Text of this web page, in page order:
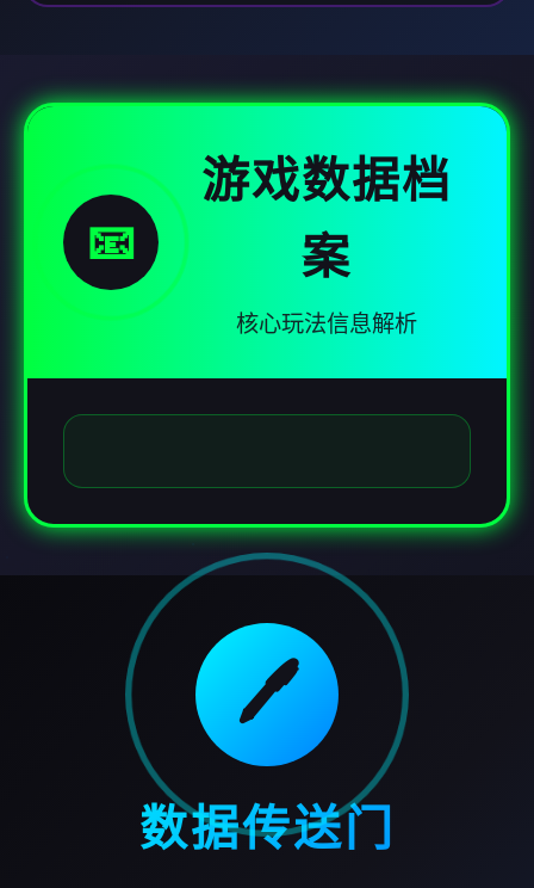
📧
游戏数据档
案
核心玩法信息解析
🖊️
数据传送门